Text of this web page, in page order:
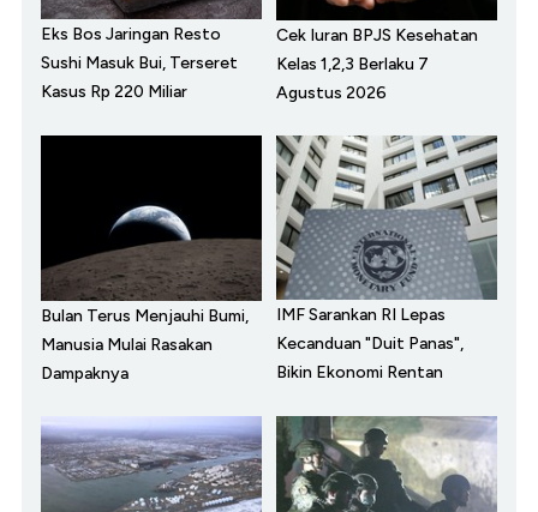
Eks Bos Jaringan Resto
Sushi Masuk Bui, Terseret
Kasus Rp 220 Miliar
Cek Iuran BPJS Kesehatan
Kelas 1,2,3 Berlaku 7
Agustus 2026
Bulan Terus Menjauhi Bumi,
Manusia Mulai Rasakan
Dampaknya
IMF Sarankan RI Lepas
Kecanduan "Duit Panas",
Bikin Ekonomi Rentan